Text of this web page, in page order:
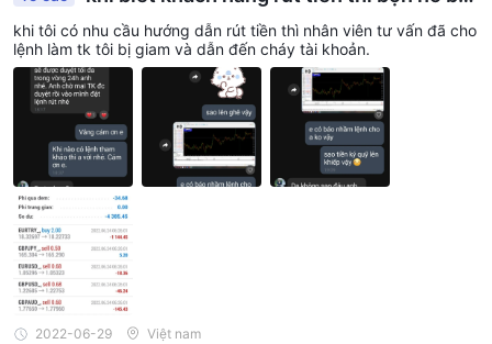
thể là thô, tiêu chuẩn, cố định, vip và tiền điện tử.
Tài khoản giao dịch tốt nhất cho bạn sẽ phụ thuộc vào nhu cầu
và sở thích cá nhân của bạn. Nếu bạn là người mới bắt đầu, thì
Tài khoản thô hoặc Tài khoản tiêu chuẩn có thể là một lựa chọn
tốt. Nếu bạn đã có kinh nghiệm và muốn linh hoạt hơn thì Tài
khoản cố định hoặc Tài khoản VIP có thể là lựa chọn tốt hơn.
Nếu bạn muốn giao dịch tiền điện tử, thì Tài khoản tiền điện tử
có thể là lựa chọn tốt nhất cho bạn.
Tận dụng
TradeTIME cung cấp tỷ lệ đòn bẩy tối đa lên tới 1:1000, nghĩa là
bạn có thể kiểm soát một vị thế trị giá gấp 1000 lần số tiền gửi
o lệnh sai
khi tôi có nhu cầu hướng dẫn rút tiền thì nhân viên tư vấn đã cho
lệnh làm tk tôi bị giam và dẫn đến cháy tài khoản.
2022-06-29 Việt nam